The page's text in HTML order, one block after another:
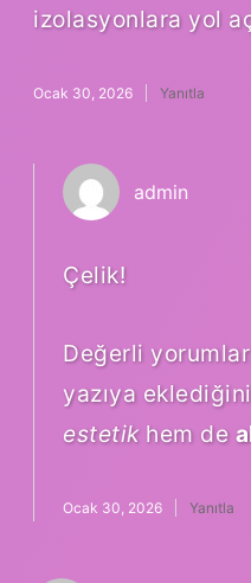
izolasyonlara yol
Ocak 30, 2026 Yanıtla
admin
Çelik!
Değerli
yazıya
estetikhem de
Ocak 30, 2026 Yanıtla